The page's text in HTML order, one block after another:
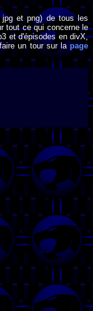
et png) de tous les
tout ce qui concerne le
et d'épisodes en divX,
un tour sur la page